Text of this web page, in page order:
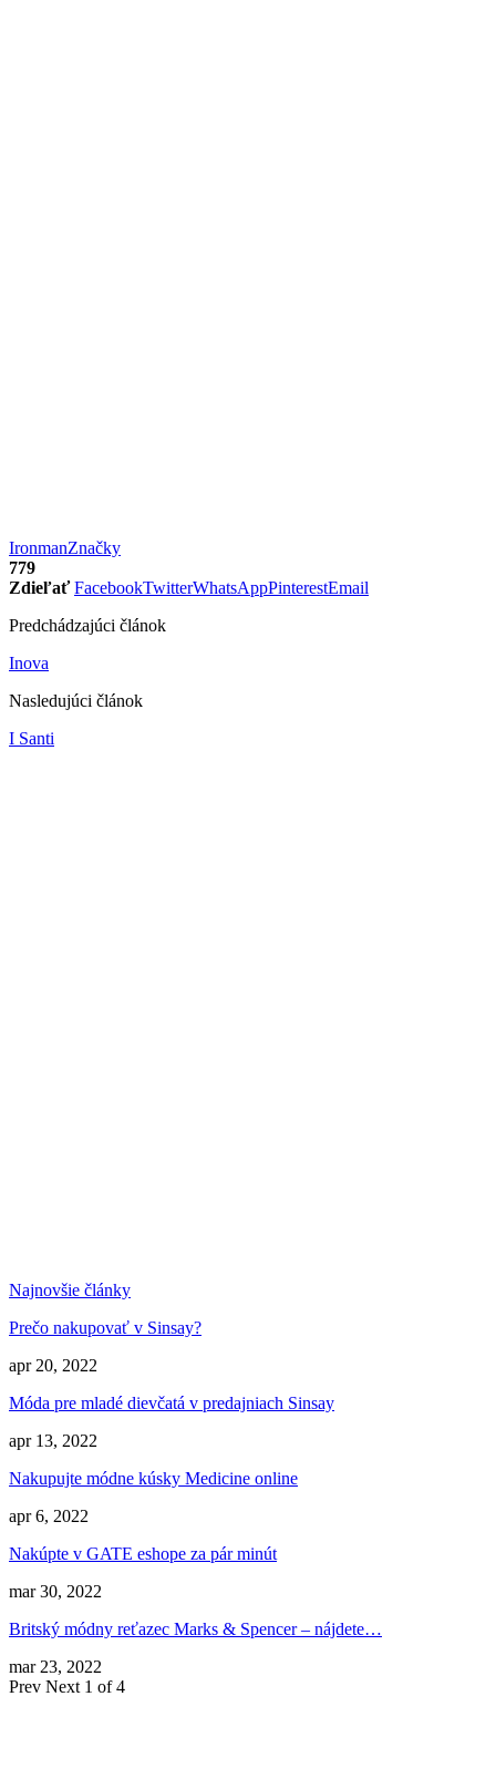
IronmanZnačky
779
Zdieľať FacebookTwitterWhatsAppPinterestEmail
Predchádzajúci článok
Inova
Nasledujúci článok
I Santi
Najnovšie články
Prečo nakupovať v Sinsay?
apr 20, 2022
Móda pre mladé dievčatá v predajniach Sinsay
apr 13, 2022
Nakupujte módne kúsky Medicine online
apr 6, 2022
Nakúpte v GATE eshope za pár minút
mar 30, 2022
Britský módny reťazec Marks & Spencer – nájdete…
mar 23, 2022
Prev Next 1 of 4